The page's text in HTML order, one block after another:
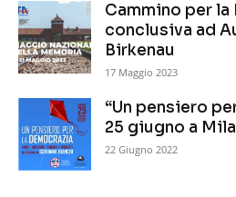
Cammino per
conclusiva ad
Birkenau
17 Maggio 2023
“Un pensiero
25 giugno a
22 Giugno 2022